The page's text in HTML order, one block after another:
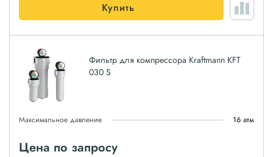
Купить
Фильтр для компрессора Kraftmann KFT
030 S
Максимальное давление 16 атм
Цена по запросу